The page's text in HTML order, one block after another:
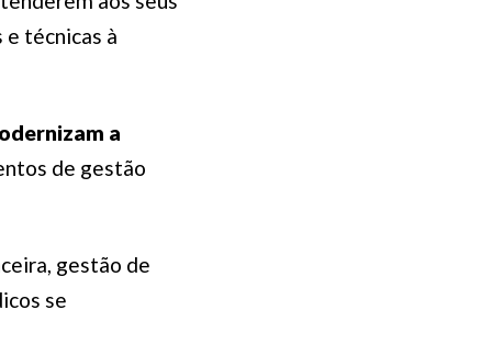
técnicas à
a
de gestão
gestão de
se